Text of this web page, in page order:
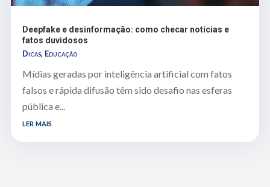
Deepfake e desinformação: como checar notícias e
fatos duvidosos
Dicas, Educação
Mídias geradas por inteligência artificial com fatos
falsos e rápida difusão têm sido desafio nas esferas
pública e...
ler mais